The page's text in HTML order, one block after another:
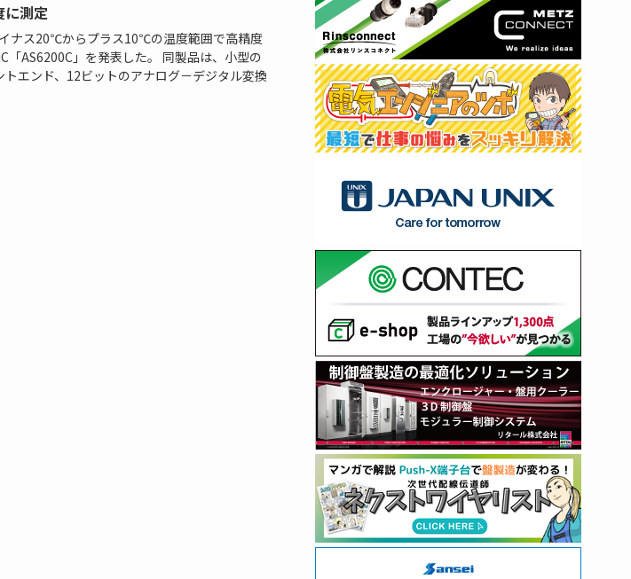
に測定
ナス20℃からプラス10℃の温度範囲で高精度
「AS6200C」を発表した。 同製品は、小型の
エンド、12ビットのアナログ－デジタル変換